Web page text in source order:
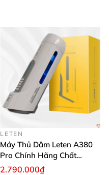
LETEN
Máy Thủ Dâm Leten A380
Pro Chính Hãng Chất
Lượng Cao
2.790.000₫